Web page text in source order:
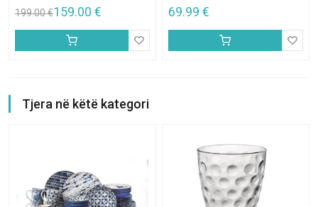
199.00€159.00 € 69.99 €
Tjera në këtë kategori